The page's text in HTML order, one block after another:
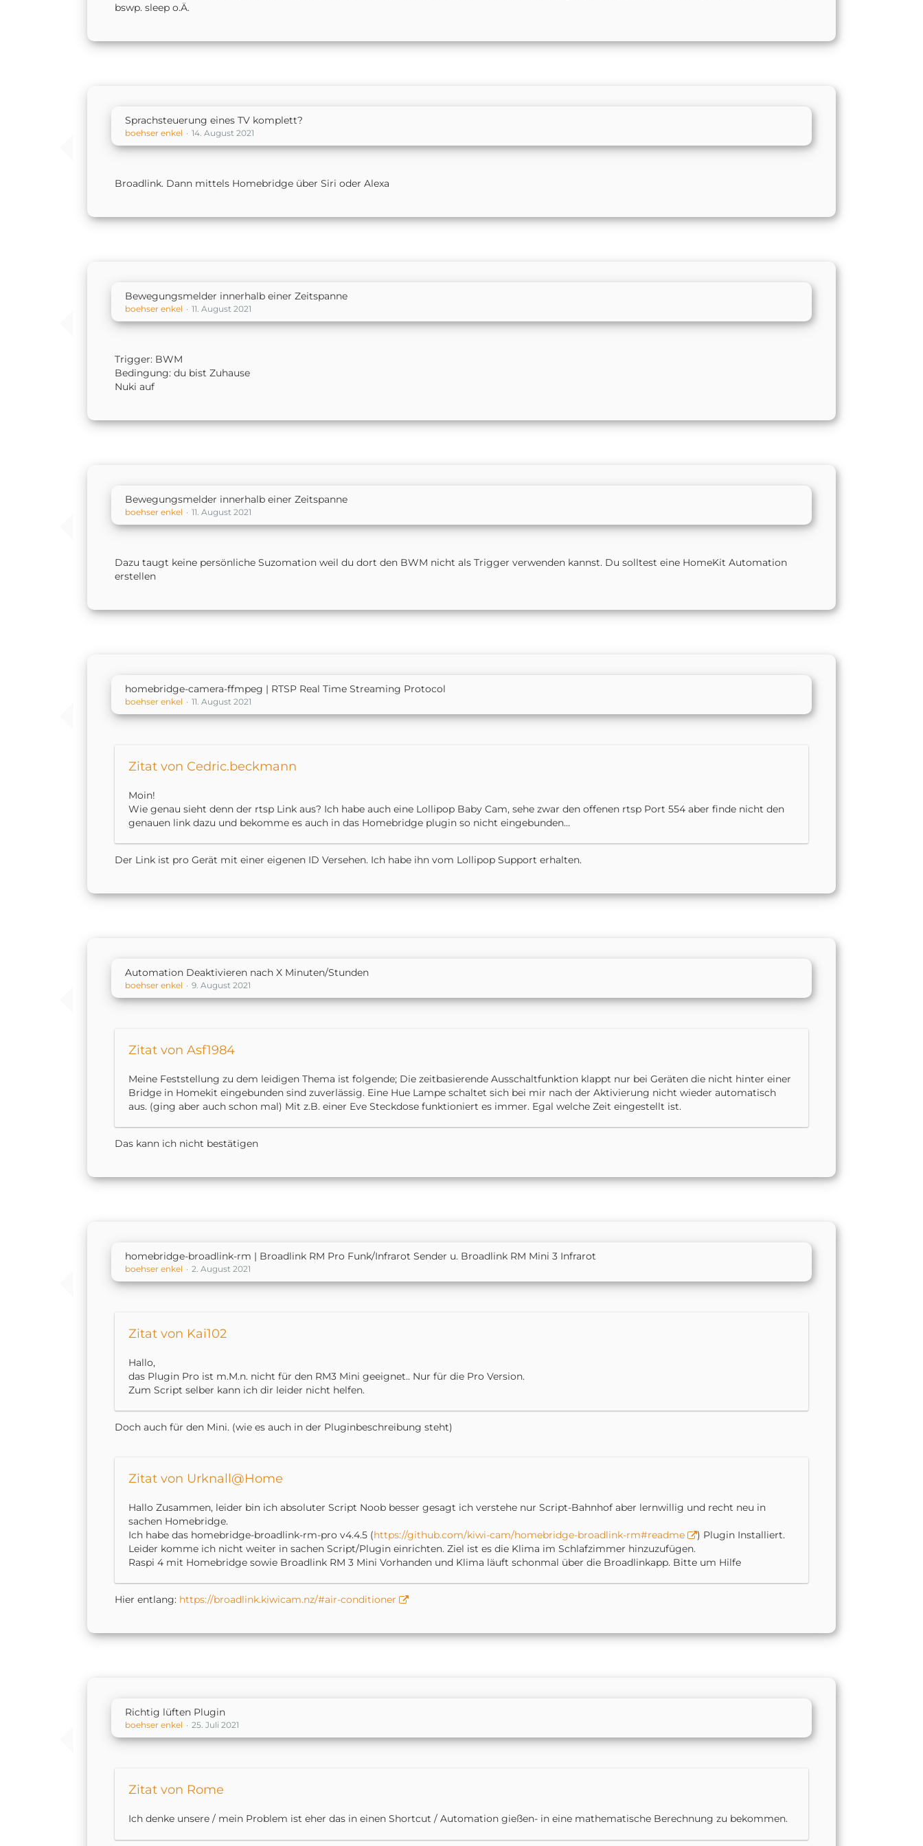
bswp. sleep o.Ä.
Sprachsteuerung eines TV komplett?
boehser enkel 14. August 2021
Broadlink. Dann mittels Homebridge über Siri oder Alexa
Bewegungsmelder innerhalb einer Zeitspanne
boehser enkel 11. August 2021
Trigger: BWM
Bedingung: du bist Zuhause
Nuki auf
Bewegungsmelder innerhalb einer Zeitspanne
boehser enkel 11. August 2021
Dazu taugt keine persönliche Suzomation weil du dort den BWM nicht als Trigger verwenden kannst. Du solltest eine HomeKit Automation
erstellen
homebridge-camera-ffmpeg | RTSP Real Time Streaming Protocol
boehser enkel 11. August 2021
Zitat von Cedric.beckmann
Moin!
Wie genau sieht denn der rtsp Link aus? Ich habe auch eine Lollipop Baby Cam, sehe zwar den offenen rtsp Port 554 aber finde nicht den
genauen link dazu und bekomme es auch in das Homebridge plugin so nicht eingebunden…
Der Link ist pro Gerät mit einer eigenen ID Versehen. Ich habe ihn vom Lollipop Support erhalten.
Automation Deaktivieren nach X Minuten/Stunden
boehser enkel 9. August 2021
Zitat von Asf1984
Meine Feststellung zu dem leidigen Thema ist folgende; Die zeitbasierende Ausschaltfunktion klappt nur bei Geräten die nicht hinter einer
Bridge in Homekit eingebunden sind zuverlässig. Eine Hue Lampe schaltet sich bei mir nach der Aktivierung nicht wieder automatisch
aus. (ging aber auch schon mal) Mit z.B. einer Eve Steckdose funktioniert es immer. Egal welche Zeit eingestellt ist.
Das kann ich nicht bestätigen
homebridge-broadlink-rm | Broadlink RM Pro Funk/Infrarot Sender u. Broadlink RM Mini 3 Infrarot
boehser enkel 2. August 2021
Zitat von Kai102
Hallo,
das Plugin Pro ist m.M.n. nicht für den RM3 Mini geeignet.. Nur für die Pro Version.
Zum Script selber kann ich dir leider nicht helfen.
Doch auch für den Mini. (wie es auch in der Pluginbeschreibung steht)
Zitat von Urknall@Home
Hallo Zusammen, leider bin ich absoluter Script Noob besser gesagt ich verstehe nur Script-Bahnhof aber lernwillig und recht neu in
sachen Homebridge.
Ich habe das homebridge-broadlink-rm-pro v4.4.5 (https://github.com/kiwi-cam/homebridge-broadlink-rm#readme
) Plugin Installiert.
Leider komme ich nicht weiter in sachen Script/Plugin einrichten. Ziel ist es die Klima im Schlafzimmer hinzuzufügen.
Raspi 4 mit Homebridge sowie Broadlink RM 3 Mini Vorhanden und Klima läuft schonmal über die Broadlinkapp. Bitte um Hilfe
Hier entlang: https://broadlink.kiwicam.nz/#air-conditioner
Richtig lüften Plugin
boehser enkel 25. Juli 2021
Zitat von Rome
Ich denke unsere / mein Problem ist eher das in einen Shortcut / Automation gießen- in eine mathematische Berechnung zu bekommen.